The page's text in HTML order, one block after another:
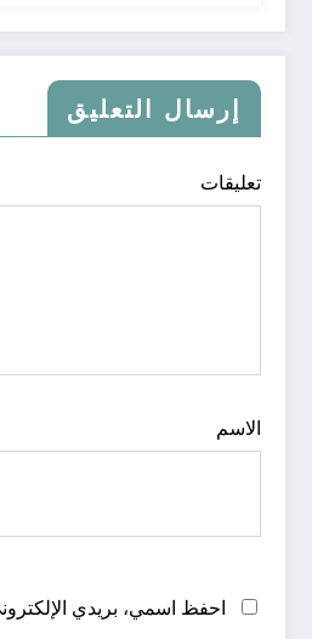
إرسال التعليق
تعليقات
الاسم
احفظ اسمي، بريدي